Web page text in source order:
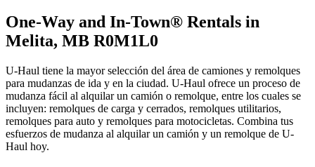
One-Way and In-Town® Rentals in
Melita, MB R0M1L0
U-Haul tiene la mayor selección del área de camiones y remolques
para mudanzas de ida y en la ciudad. U-Haul ofrece un proceso de
mudanza fácil al alquilar un camión o remolque, entre los cuales se
incluyen: remolques de carga y cerrados, remolques utilitarios,
remolques para auto y remolques para motocicletas. Combina tus
esfuerzos de mudanza al alquilar un camión y un remolque de U-
Haul hoy.